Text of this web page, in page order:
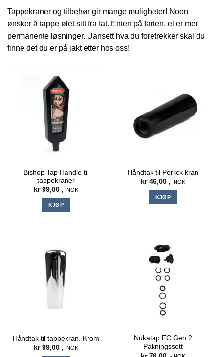
Tappekraner og tilbehør gir mange muligheter! Noen
ønsker å tappe ølet sitt fra fat. Enten på farten, eller mer
permanente løsninger. Uansett hva du foretrekker skal du
finne det du er på jakt etter hos oss!
Bishop Tap Handle til
tappekraner
kr99,00 ,- NOK
KJØP
Håndtak til Perlick kran
kr46,00 ,- NOK
KJØP
Håndtak til tappekran. Krom
kr99,00 ,- NOK
Nukatap FC Gen 2
Pakningssett
,- NOK